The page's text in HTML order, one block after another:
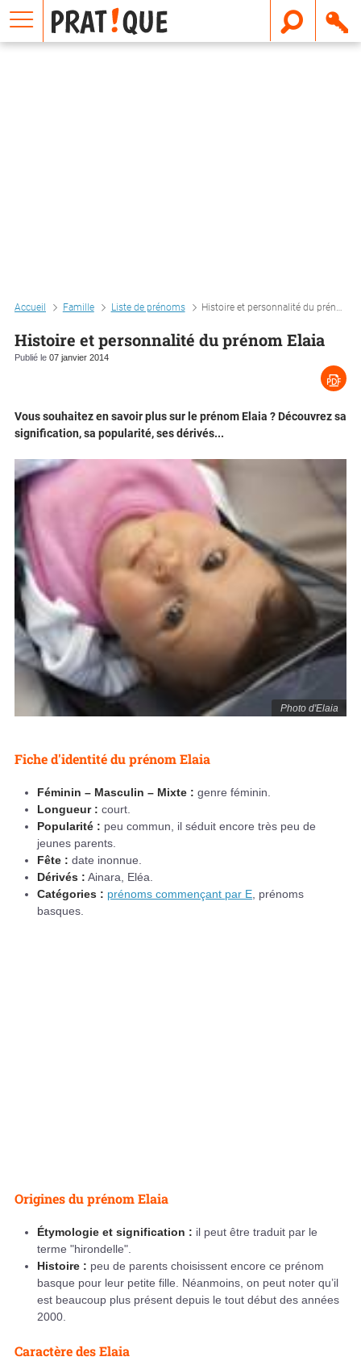
Accueil Famille Liste de prénoms Histoire et personnalité du prénom elaia
Histoire et personnalité du prénom Elaia
Publié le 07 janvier 2014
Photo d'Elaia
Vous souhaitez en savoir plus sur le prénom Elaia ? Découvrez sa
signification, sa popularité, ses dérivés...
Fiche d'identité du prénom Elaia
Féminin – Masculin – Mixte : genre féminin.
Longueur : court.
Popularité : peu commun, il séduit encore très peu de
jeunes parents.
Fête : date inonnue.
Dérivés : Ainara, Eléa.
Catégories : prénoms commençant par E , prénoms
basques.
Origines du prénom Elaia
Étymologie et signification : il peut être traduit par le
terme "hirondelle".
Histoire : peu de parents choisissent encore ce prénom
basque pour leur petite fille. Néanmoins, on peut noter qu’il
est beaucoup plus présent depuis le tout début des années
2000.
Caractère des Elaia
E
m
a